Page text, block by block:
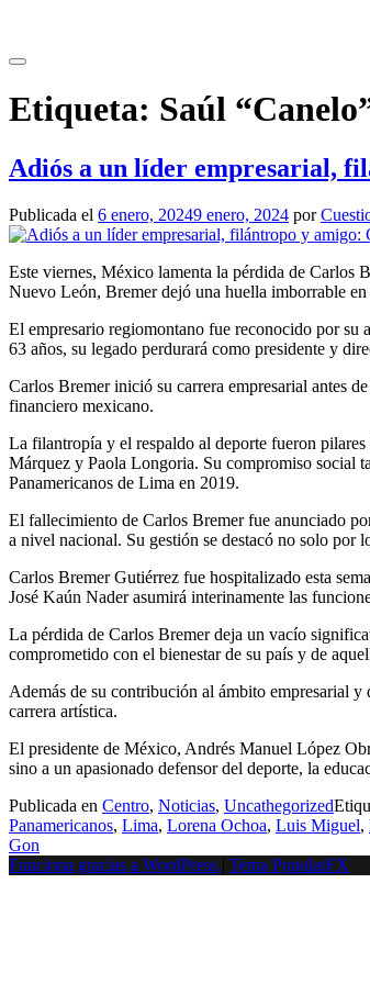
contenido
Etiqueta: Saúl
Adiós a un líder empresarial,
Publicada el 6 enero, 20249 enero, 2024 por
Este viernes, México lamenta la pérdida de Carlos
Nuevo León, Bremer dejó una huella imborrable
El empresario regiomontano fue reconocido por
63 años, su legado perdurará como presidente y
Carlos Bremer inició su carrera empresarial antes
financiero mexicano.
La filantropía y el respaldo al deporte fueron
Márquez y Paola Longoria. Su compromiso social
Panamericanos de Lima en 2019.
El fallecimiento de Carlos Bremer fue anunciado
a nivel nacional. Su gestión se destacó no solo por
Carlos Bremer Gutiérrez fue hospitalizado esta
José Kaún Nader asumirá interinamente las
La pérdida de Carlos Bremer deja un vacío
comprometido con el bienestar de su país y de
Además de su contribución al ámbito empresarial
carrera artística.
El presidente de México, Andrés Manuel López
sino a un apasionado defensor del deporte, la
Publicada en Centro, Noticias, Uncathegorized
Panamericanos, Lima, Lorena Ochoa, Luis Miguel,
Gon
Funciona gracias a WordPress
Tema PopularFX